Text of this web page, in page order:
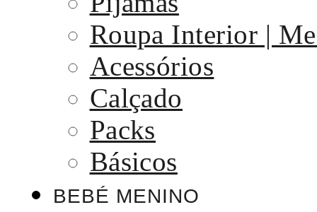
Roupa Interior |
Acessórios
Calçado
Packs
Básicos
BEBÉ MENINO